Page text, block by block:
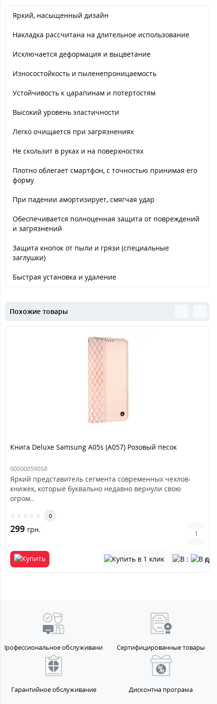
Яркий, насыщенный дизайн
Накладка рассчитана на длительное использование
Исключается деформация и выцветание
Износостойкость и пыленепроницаемость
Устойчивость к царапинам и потертостям
Высокий уровень эластичности
Легко очищается при загрязнениях
Не скользит в руках и на поверхностях
Плотно облегает смартфон, с точностью принимая его
форму
При падении амортизирует, смягчая удар
Обеспечивается полноценная защита от повреждений
и загрязнений
Защита кнопок от пыли и грязи (специальные
заглушки)
Быстрая установка и удаление
Похожие товары
Книга Deluxe Samsung A05s (A057) Розовый песок
00000059058
Яркий представитель сегмента современных чехлов-
книжек, которые буквально недавно вернули свою
огром..
0
299 грн.
Профессиональное обслуживание Сертифицированные товары
Гарантийное обслуживание Дисконтна програма